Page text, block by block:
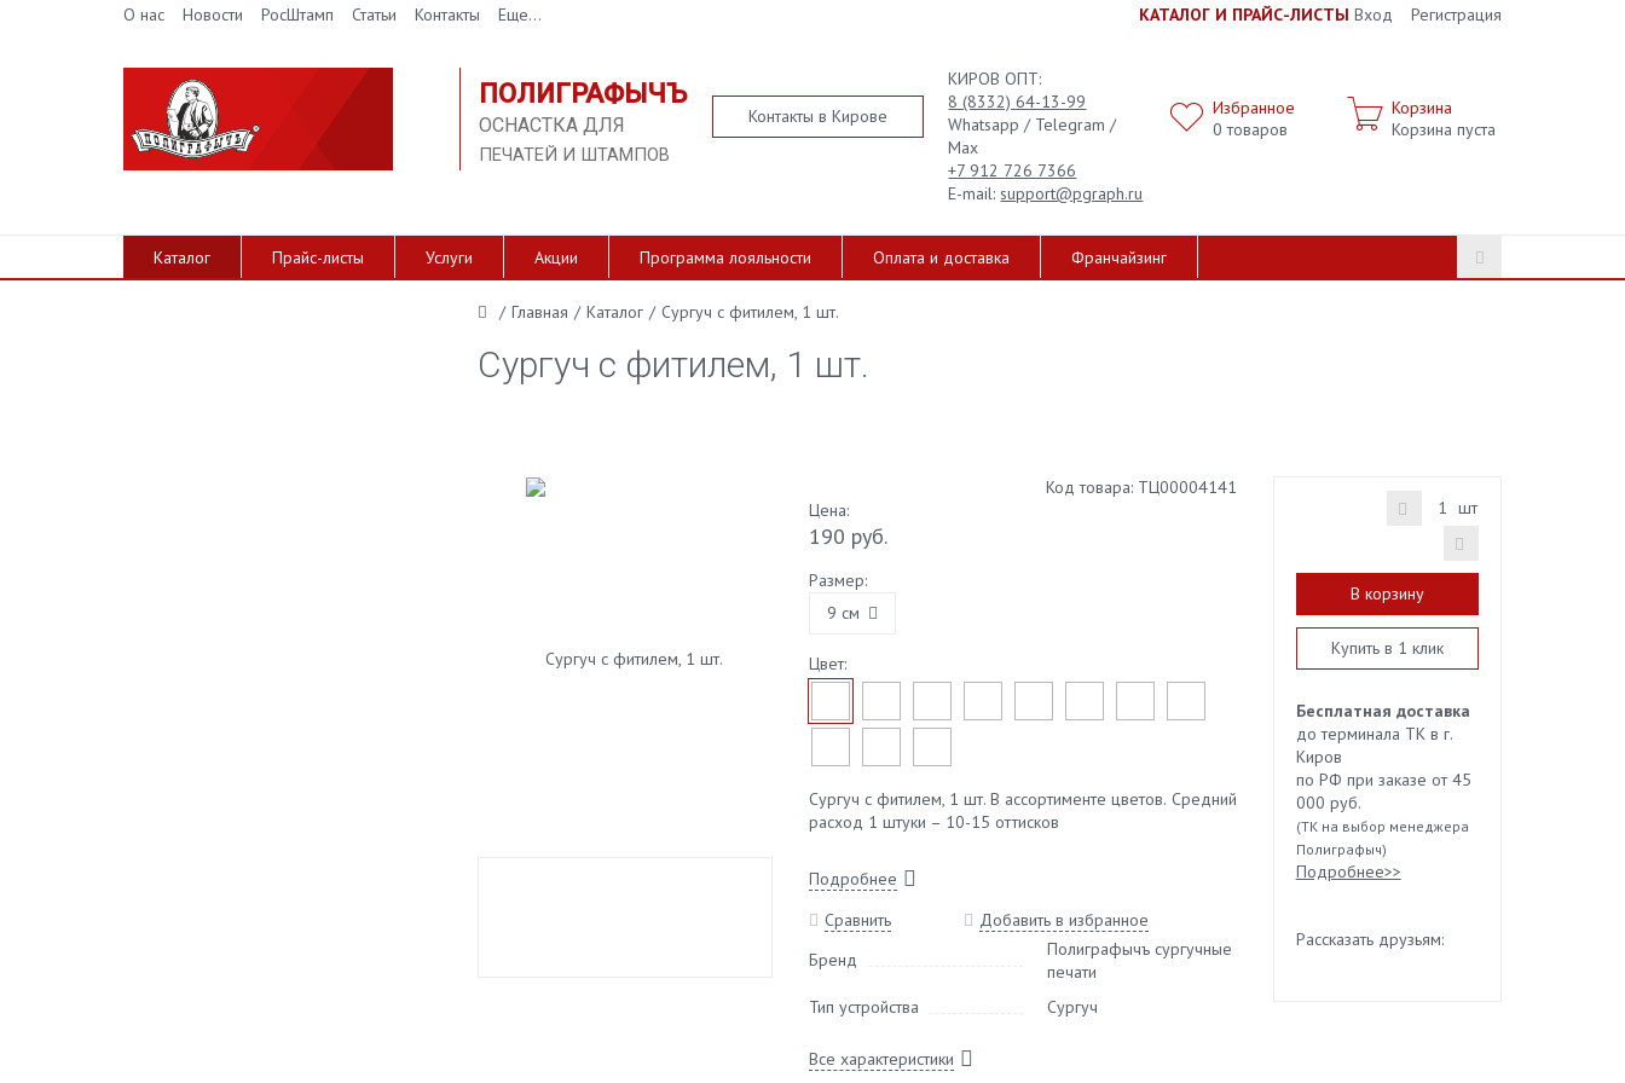
О нас Новости РосШтамп Статьи Контакты Еще... КАТАЛОГ И ПРАЙС-ЛИСТЫ Вход Регистрация
ПОЛИГРАФЫЧЪ
ОСНАСТКА ДЛЯ
ПЕЧАТЕЙ И ШТАМПОВ
Контакты в Кирове
КИРОВ ОПТ:
8 (8332) 64-13-99
Whatsapp / Telegram /
Max
+7 912 726 7366
E-mail: support@pgraph.ru
Избранное
0 товаров
Корзина
Корзина пуста
Каталог Прайс-листы Услуги Акции Программа лояльности Оплата и доставка Франчайзинг
/ Главная / Каталог / Сургуч с фитилем, 1 шт.
Сургуч с фитилем, 1 шт.
Код товара: ТЦ00004141
Цена:
190 руб.
Размер:
9 см
Цвет:
Сургуч с фитилем, 1 шт. В ассортименте цветов. Средний
расход 1 штуки – 10-15 оттисков
Подробнее
Сравнить
Добавить в избранное
Бренд
Полиграфычъ сургучные
печати
Тип устройства
Сургуч
Все характеристики
шт
В корзину
Купить в 1 клик
Бесплатная доставка
до терминала ТК в г.
Киров
по РФ при заказе от 45
000 руб.
(ТК на выбор менеджера
Полиграфыч)
Подробнее>>
Рассказать друзьям: